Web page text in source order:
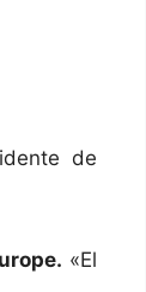
de
«El